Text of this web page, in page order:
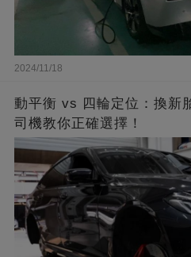
2024/11/18
動平衡 vs 四輪定位：換新
司機教你正確選擇！